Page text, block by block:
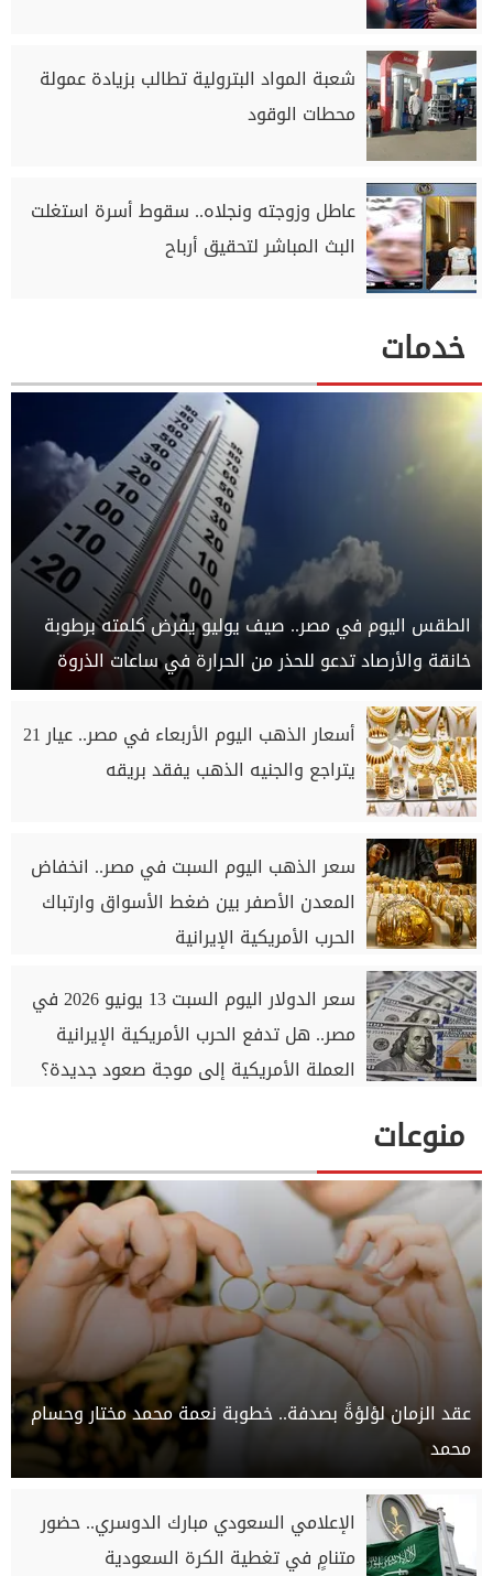
شعبة المواد البترولية تطالب بزيادة عمولة
محطات الوقود
عاطل وزوجته ونجلاه.. سقوط أسرة استغلت
البث المباشر لتحقيق أرباح
خدمات
الطقس اليوم في مصر.. صيف يوليو يفرض كلمته برطوبة
خانقة والأرصاد تدعو للحذر من الحرارة في ساعات الذروة
أسعار الذهب اليوم الأربعاء في مصر.. عيار 21
يتراجع والجنيه الذهب يفقد بريقه
سعر الذهب اليوم السبت في مصر.. انخفاض
المعدن الأصفر بين ضغط الأسواق وارتباك
الحرب الأمريكية الإيرانية
سعر الدولار اليوم السبت 13 يونيو 2026 في
مصر.. هل تدفع الحرب الأمريكية الإيرانية
العملة الأمريكية إلى موجة صعود جديدة؟
منوعات
عقد الزمان لؤلؤةً بصدفة.. خطوبة نعمة محمد مختار وحسام
محمد
الإعلامي السعودي مبارك الدوسري.. حضور
متنامٍ في تغطية الكرة السعودية